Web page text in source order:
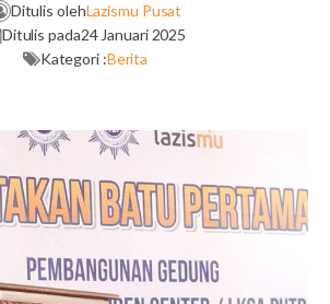
Ditulis olehLazismu Pusat
Ditulis pada24 Januari 2025
Kategori :Berita